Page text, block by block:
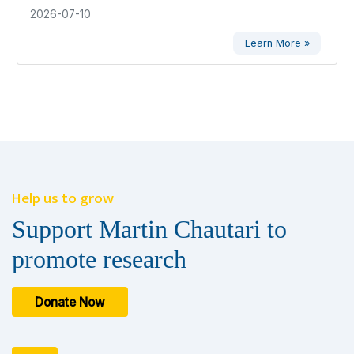
2026-07-10
Learn More »
Help us to grow
Support Martin Chautari to
promote research
Donate Now